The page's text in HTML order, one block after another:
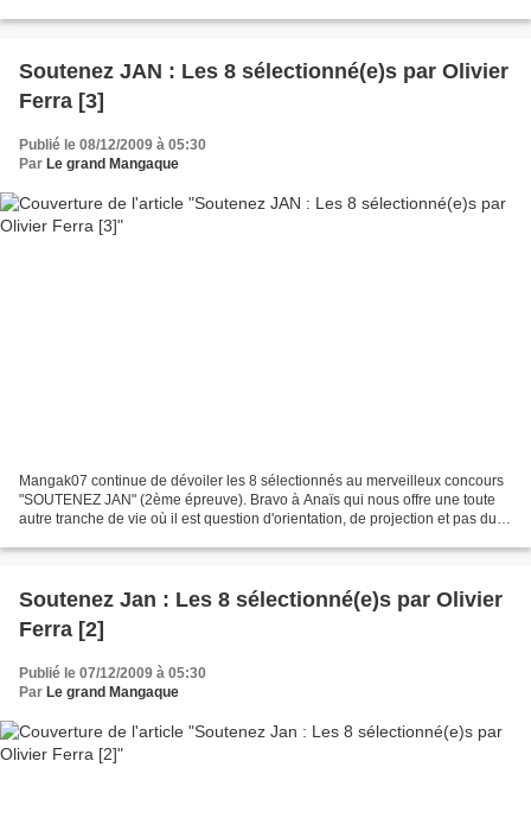
Soutenez JAN : Les 8 sélectionné(e)s par Olivier
Ferra [3]
Publié le 08/12/2009 à 05:30
Par Le grand Mangaque
Mangak07 continue de dévoiler les 8 sélectionnés au merveilleux concours
"SOUTENEZ JAN" (2ème épreuve). Bravo à Anaïs qui nous offre une toute
autre tranche de vie où il est question d'orientation, de projection et pas du
Soutenez Jan : Les 8 sélectionné(e)s par Olivier
Ferra [2]
Publié le 07/12/2009 à 05:30
Par Le grand Mangaque